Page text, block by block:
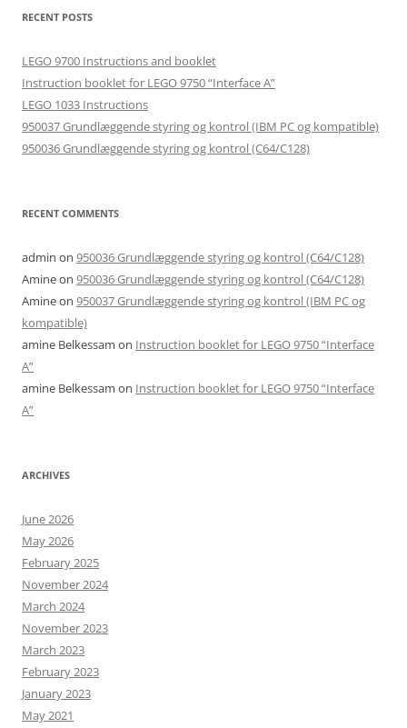
RECENT POSTS
LEGO 9700 Instructions and booklet
Instruction booklet for LEGO 9750 “Interface A”
LEGO 1033 Instructions
950037 Grundlæggende styring og kontrol (IBM PC og kompatible)
950036 Grundlæggende styring og kontrol (C64/C128)
RECENT COMMENTS
admin on 950036 Grundlæggende styring og kontrol (C64/C128)
Amineon 950036 Grundlæggende styring og kontrol (C64/C128)
Amineon 950037 Grundlæggende styring og kontrol (IBM PC og
kompatible)
amine Belkessam on Instruction booklet for LEGO 9750 “Interface
A”
amine Belkessam on Instruction booklet for LEGO 9750 “Interface
A”
ARCHIVES
June 2026
May 2026
February 2025
November 2024
March 2024
November 2023
March 2023
February 2023
January 2023
May 2021